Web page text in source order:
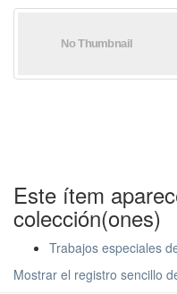
Este ítem
colección(ones)
Trabajos especiales
Mostrar el registro sencillo